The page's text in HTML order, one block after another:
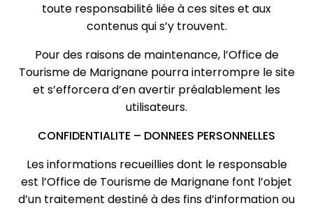
toute responsabilité liée à ces sites et aux
contenus qui s’y trouvent.
Pour des raisons de maintenance, l’Office de
Tourisme de Marignane pourra interrompre le site
et s’efforcera d’en avertir préalablement les
utilisateurs.
CONFIDENTIALITE – DONNEES PERSONNELLES
Les informations recueillies dont le responsable
est l’Office de Tourisme de Marignane font l’objet
d’un traitement destiné à des fins d’information ou